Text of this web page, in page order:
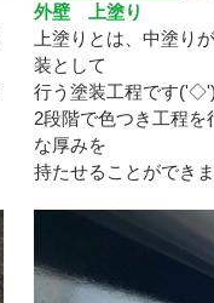
外壁 上塗り
上塗りとは、中塗り
装として
行う塗装工程です('◇')
2段階で色つき工程
な厚みを
持たせることができま